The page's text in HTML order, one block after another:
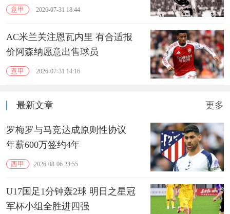
意甲 2026-07-31 18:44
AC米兰关注恩瓦内里 有合适报
价阿森纳愿意出售球员
意甲 2026-07-31 14:16
最新文章 更多
罗梅罗与马竞达成原则性协议
年薪600万签约4年
西甲 2026-08-06 23:55
U17国足1分钟轰2球 明日之星冠
军杯小组全胜进四强